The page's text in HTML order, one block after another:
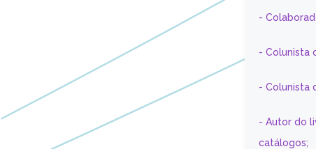
-
- Colunista
- Colunista
- Autor do
catálogos;